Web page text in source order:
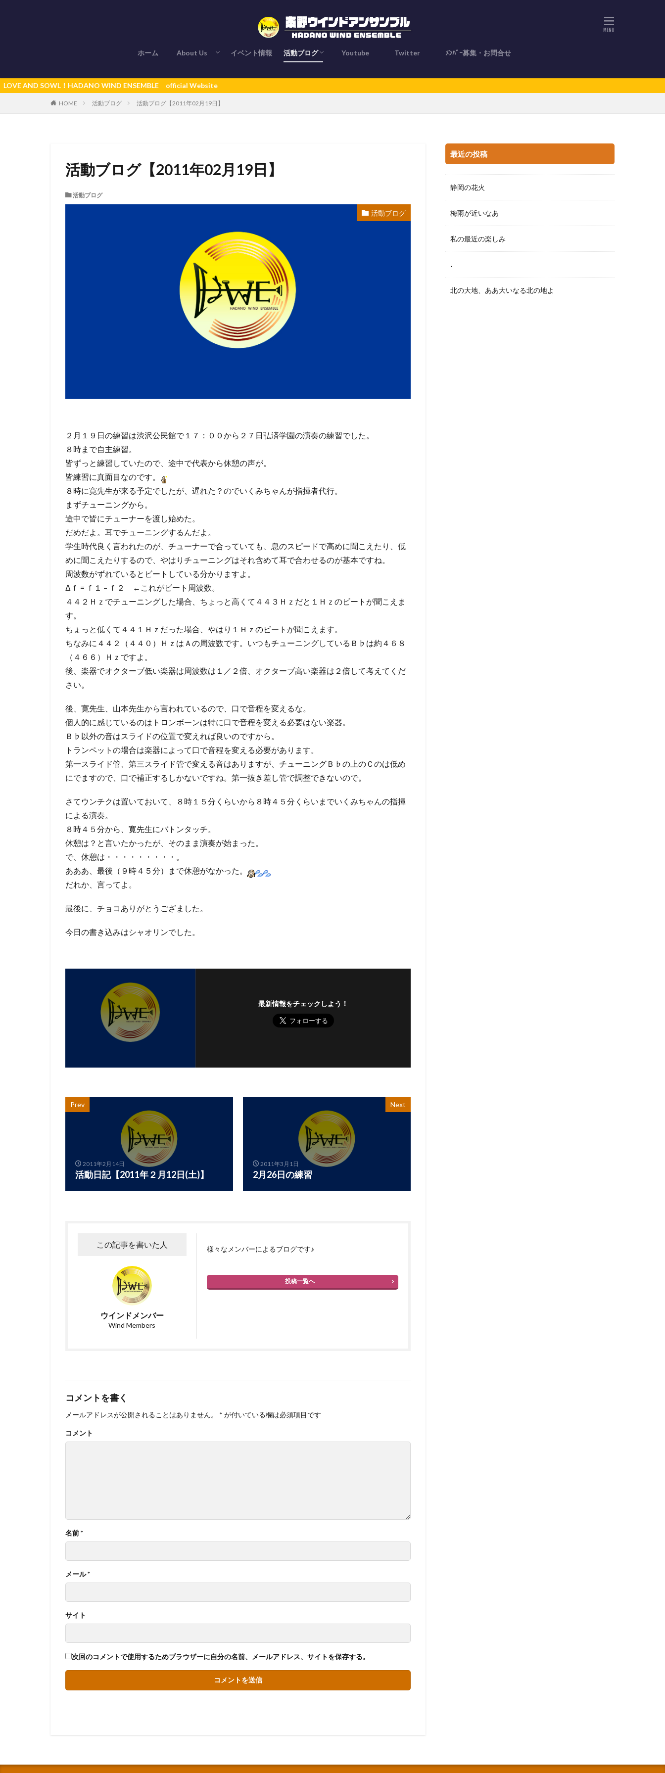
ホーム About Us イベント情報 活動ブログ Youtube Twitter ﾒﾝﾊﾞｰ募集・お問合せ
SOWL！HADANO WIND ENSEMBLE official Website
HOME 活動ブログ 活動ブログ【2011年02月19日】
活動ブログ【2011年02月19日】
活動ブログ
活動ブログ
２月１９日の練習は渋沢公民館で１７：００から２７日弘済学園の演奏の練習でした。
８時まで自主練習。
皆ずっと練習していたので、途中で代表から休憩の声が。
皆練習に真面目なのです。
８時に寛先生が来る予定でしたが、遅れた？のでいくみちゃんが指揮者代行。
まずチューニングから。
途中で皆にチューナーを渡し始めた。
だめだよ。耳でチューニングするんだよ。
学生時代良く言われたのが、チューナーで合っていても、息のスピードで高めに聞こえたり、低
めに聞こえたりするので、やはりチューニングはそれ含めて耳で合わせるのが基本ですね。
周波数がずれているとビートしている分かりますよ。
Δｆ = ｆ１ – ｆ２ ←これがビート周波数。
４４２Ｈｚでチューニングした場合、ちょっと高くて４４３Ｈｚだと１Ｈｚのビートが聞こえま
す。
ちょっと低くて４４１Ｈｚだった場合、やはり１Ｈｚのビートが聞こえます。
ちなみに４４２（４４０）ＨｚはＡの周波数です。いつもチューニングしているＢ♭は約４６８
（４６６）Ｈｚですよ。
後、楽器でオクターブ低い楽器は周波数は１／２倍、オクターブ高い楽器は２倍して考えてくだ
さい。
後、寛先生、山本先生から言われているので、口で音程を変えるな。
個人的に感じているのはトロンボーンは特に口で音程を変える必要はない楽器。
Ｂ♭以外の音はスライドの位置で変えれば良いのですから。
トランペットの場合は楽器によって口で音程を変える必要があります。
第一スライド管、第三スライド管で変える音はありますが、チューニングＢ♭の上のＣのは低め
にでますので、口で補正するしかないですね。第一抜き差し管で調整できないので。
さてウンチクは置いておいて、８時１５分くらいから８時４５分くらいまでいくみちゃんの指揮
による演奏。
８時４５分から、寛先生にバトンタッチ。
休憩は？と言いたかったが、そのまま演奏が始まった。
で、休憩は・・・・・・・・・。
あああ、最後（９時４５分）まで休憩がなかった。
だれか、言ってよ。
最後に、チョコありがとうござました。
今日の書き込みはシャオリンでした。
最新情報をチェックしよう！
Prev
2011年2月14日
活動日記【2011年２月12日(土)】
Next
2011年3月1日
2月26日の練習
この記事を書いた人
ウインドメンバー
Wind Members
様々なメンバーによるブログです♪
投稿一覧へ
コメントを書く
メールアドレスが公開されることはありません。 * が付いている欄は必須項目です
コメント
名前*
メール*
サイト
次回のコメントで使用するためブラウザーに自分の名前、メールアドレス、サイトを保存する。
最近の投稿
静岡の花火
梅雨が近いなあ
私の最近の楽しみ
♩
北の大地、ああ大いなる北の地よ